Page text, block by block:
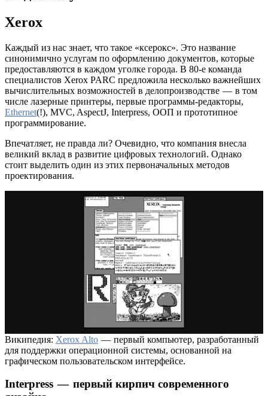
Xerox
Каждый из нас знает, что такое «ксерокс». Это название
синонимично услугам по оформлению документов, которые
предоставляются в каждом уголке города. В 80-е команда
специалистов Xerox PARC предложила несколько важнейших
вычислительных возможностей в делопроизводстве — в том
числе лазерные принтеры, первые программы-редакторы,
Ethernet(!), MVC, AspectJ, Interpress, OOП и прототипное
программирование.
Впечатляет, не правда ли? Очевидно, что компания внесла
великий вклад в развитие цифровых технологий. Однако
стоит выделить один из этих первоначальных методов
проектирования.
Википедия: Xerox Alto — первый компьютер, разработанный
для поддержки операционной системы, основанной на
графическом пользовательском интерфейсе.
Interpress — первый кирпич современного